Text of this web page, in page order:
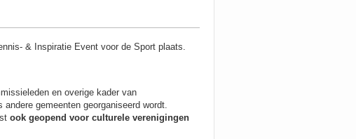
& Inspiratie Event voor de Sport plaats.
en overige kader van
gemeenten georganiseerd wordt.
ook geopend voor culturele verenigingen